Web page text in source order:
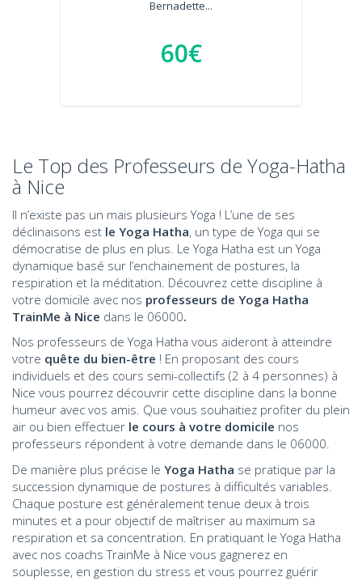
Bernadette...
60€
Le Top des Professeurs de Yoga-Hatha
à Nice
Il n’existe pas un mais plusieurs Yoga ! L’une de ses
déclinaisons est le Yoga Hatha, un type de Yoga qui se
démocratise de plus en plus. Le Yoga Hatha est un Yoga
dynamique basé sur l’enchainement de postures, la
respiration et la méditation. Découvrez cette discipline à
votre domicile avec nos professeurs de Yoga Hatha
TrainMe à Nice dans le 06000.
Nos professeurs de Yoga Hatha vous aideront à atteindre
votre quête du bien-être ! En proposant des cours
individuels et des cours semi-collectifs (2 à 4 personnes) à
Nice vous pourrez découvrir cette discipline dans la bonne
humeur avec vos amis. Que vous souhaitiez profiter du plein
air ou bien effectuer le cours à votre domicile nos
professeurs répondent à votre demande dans le 06000.
De manière plus précise le Yoga Hatha se pratique par la
succession dynamique de postures à difficultés variables.
Chaque posture est généralement tenue deux à trois
minutes et a pour objectif de maîtriser au maximum sa
respiration et sa concentration. En pratiquant le Yoga Hatha
avec nos coachs TrainMe à Nice vous gagnerez en
souplesse, en gestion du stress et vous pourrez guérir